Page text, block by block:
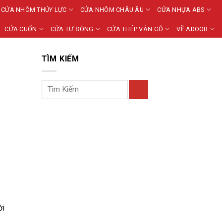
CỬA NHÔM THỦY LỰC CỬA NHÔM CHÂU ÂU CỬA NHỰA ABS
CỬA CUỐN CỬA TỰ ĐỘNG CỬA THÉP VÂN GỖ VỀ ADOOR
TÌM KIẾM